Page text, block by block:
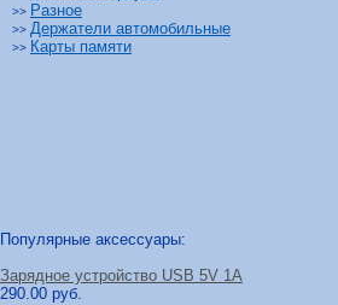
>> Разное
>> Держатели автомобильные
>> Карты памяти
Популярные аксессуары:
Зарядное устройство USB 5V 1A
290.00 руб.